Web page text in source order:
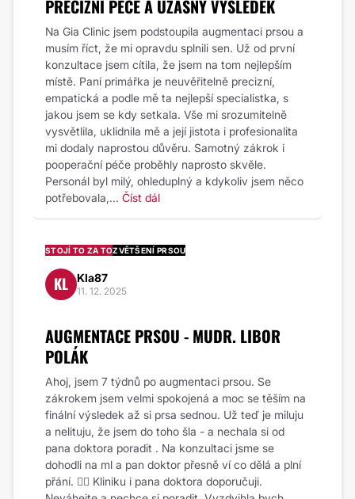
PRECIZNÍ PÉČE A ÚŽASNÝ VÝSLEDEK
Na Gia Clinic jsem podstoupila augmentaci prsou a
musím říct, že mi opravdu splnili sen. Už od první
konzultace jsem cítila, že jsem na tom nejlepším
místě. Paní primářka je neuvěřitelně precizní,
empatická a podle mě ta nejlepší specialistka, s
jakou jsem se kdy setkala. Vše mi srozumitelně
vysvětlila, uklidnila mě a její jistota i profesionalita
mi dodaly naprostou důvěru. Samotný zákrok i
pooperační péče proběhly naprosto skvěle.
Personál byl milý, ohleduplný a kdykoliv jsem něco
potřebovala,... Číst dál
STOJÍ TO ZA TOZVĚTŠENÍ PRSOU
KL Kla87
11. 12. 2025
AUGMENTACE PRSOU - MUDR. LIBOR
POLÁK
Ahoj, jsem 7 týdnů po augmentaci prsou. Se
zákrokem jsem velmi spokojená a moc se těším na
finální výsledek až si prsa sednou. Už teď je miluju
a nelituju, že jsem do toho šla - a nechala si od
pana doktora poradit . Na konzultaci jsme se
dohodli na ml a pan doktor přesně ví co dělá a plní
přání. 👌🏼 Kliniku i pana doktora doporučuji.